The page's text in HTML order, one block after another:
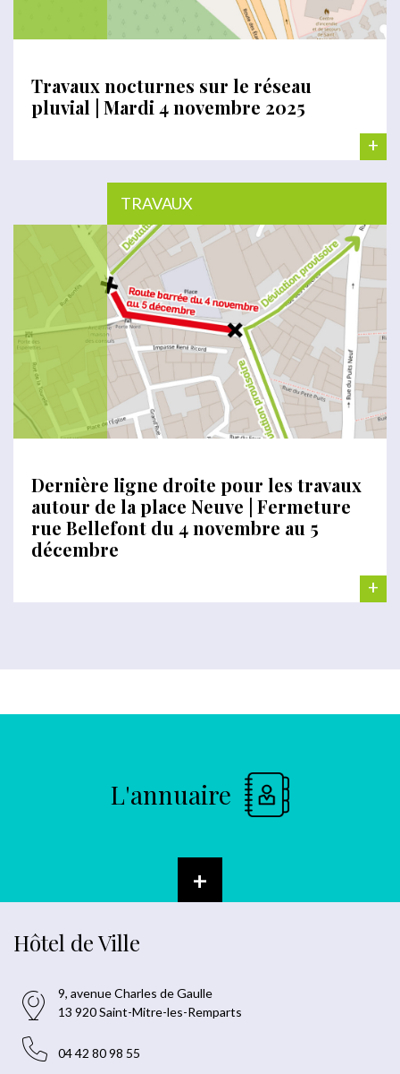
Travaux nocturnes sur le réseau
pluvial | Mardi 4 novembre 2025
+
TRAVAUX
Dernière ligne droite pour les travaux
autour de la place Neuve | Fermeture
rue Bellefont du 4 novembre au 5
décembre
+
L'annuaire
+
Hôtel de Ville
9, avenue Charles de Gaulle
13 920 Saint-Mitre-les-Remparts
04 42 80 98 55